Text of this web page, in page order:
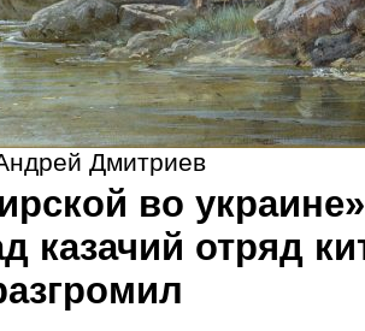
Дмитриев
во
казачий отряд